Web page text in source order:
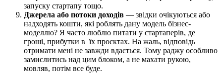
запуску стартапу тощо.
Джерела або потоки доходів — звідки очікуються або
надходять кошти, які роблять дану модель бізнес-
моделлю? Я часто люблю питати у стартаперів, де
гроші, прибутки в їх проєктах. На жаль, відповідь
отримати мені не завжди вдається. Тому раджу особливо
замислитись над цим блоком, а не махати рукою,
мовляв, потім все буде.